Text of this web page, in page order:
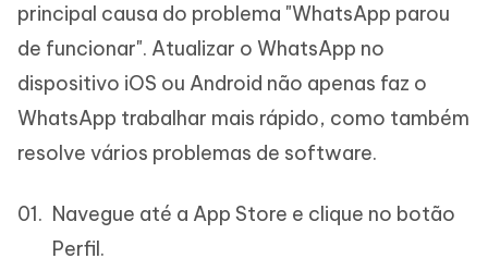
principal causa do problema "WhatsApp parou
de funcionar". Atualizar o WhatsApp no
dispositivo iOS ou Android não apenas faz o
WhatsApp trabalhar mais rápido, como também
resolve vários problemas de software.
Navegue até a App Store e clique no botão
Perfil.